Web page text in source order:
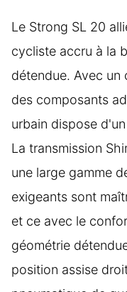
Le Strong SL 20
cycliste accru à la
détendue. Avec un
des composants
urbain dispose
La transmission
une large gamme
exigeants sont
et ce avec le
géométrie
position assise